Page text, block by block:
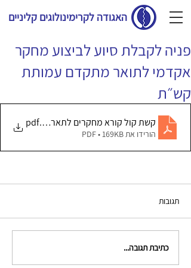
האגודה לקרימינולוגים קליניים
פניה לקבלת סיוע לביצוע מחקר
אקדמי לתואר מתקדם עמותת
קש״ת
קשת קול קורא מחקרים לתארים מתקדמים מרץ
.pdf
הורידו את PDF • 169KB
תגובות
כתיבת תגובה...